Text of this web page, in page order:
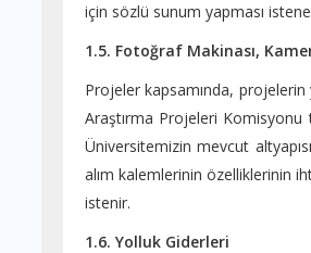
için sözlü sunum yapması
1.5. Fotoğraf Makinası,
Projeler kapsamında,
Araştırma Projeleri
Üniversitemizin mevcut
alım kalemlerinin özelliklerinin
istenir.
1.6. Yolluk Giderleri